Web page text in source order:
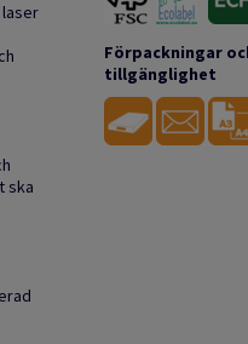
ska
Förpackningar
tillgänglighet